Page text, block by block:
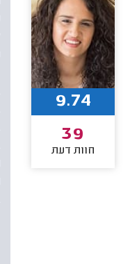
9.74
39
חוות דעת